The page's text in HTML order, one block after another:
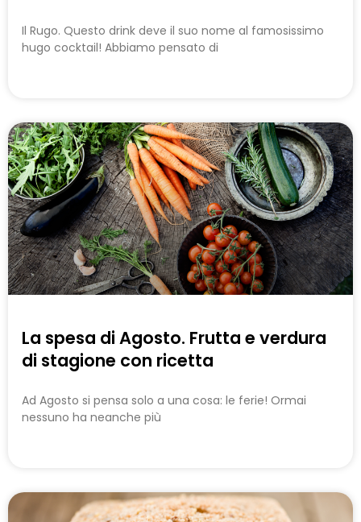
Il Rugo. Questo drink deve il suo nome al famosissimo
hugo cocktail! Abbiamo pensato di
La spesa di Agosto. Frutta e verdura
di stagione con ricetta
Ad Agosto si pensa solo a una cosa: le ferie! Ormai
nessuno ha neanche più